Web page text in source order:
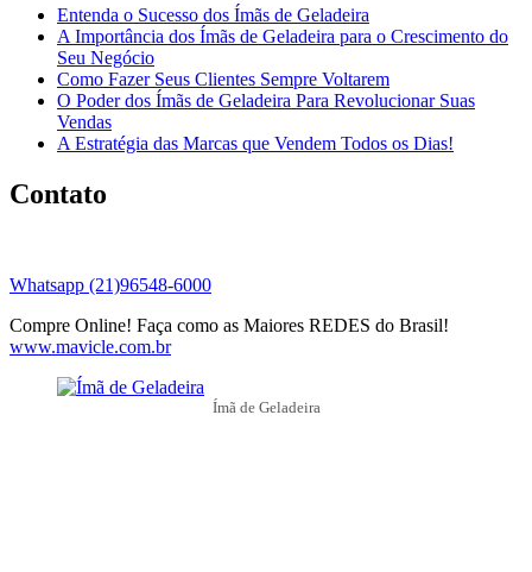
Entenda o Sucesso dos Ímãs de Geladeira
A Importância dos Ímãs de Geladeira para o Crescimento do
Seu Negócio
Como Fazer Seus Clientes Sempre Voltarem
O Poder dos Ímãs de Geladeira Para Revolucionar Suas
Vendas
A Estratégia das Marcas que Vendem Todos os Dias!
Contato
Whatsapp (21)96548-6000
Compre Online! Faça como as Maiores REDES do Brasil!
www.mavicle.com.br
Ímã de Geladeira